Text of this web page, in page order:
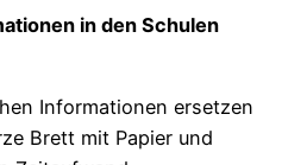
in den Schulen
Informationen ersetzen
Brett mit Papier und